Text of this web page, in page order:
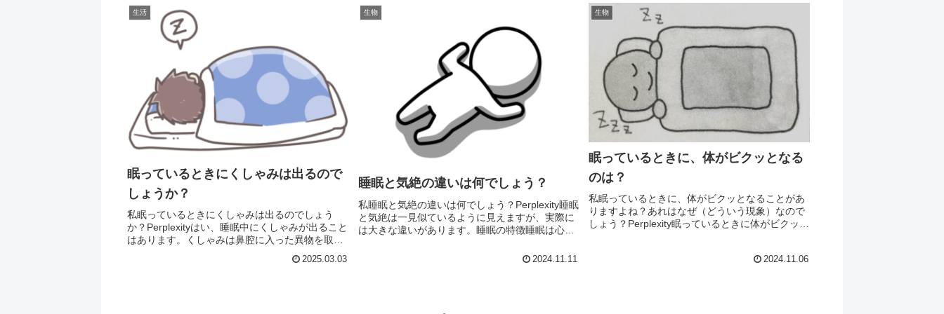
生活
眠っているときにくしゃみは出るので
しょうか？
私眠っているときにくしゃみは出るのでしょう
か？Perplexityはい、睡眠中にくしゃみが出ること
はあります。くしゃみは鼻腔に入った異物を取り
必要に応じて起こります2。ただし、睡眠中にく
2025.03.03
生物
睡眠と気絶の違いは何でしょう？
私睡眠と気絶の違いは何でしょう？Perplexity睡眠
と気絶は一見似ているように見えますが、実際に
は大きな違いがあります。睡眠の特徴睡眠は心身
下のような特徴があります:脳や身体の疲労回復、
2024.11.11
生物
眠っているときに、体がビクッとなる
のは？
私眠っているときに、体がビクッとなることがあ
りますよね？あれはなぜ（どういう現象）なので
しょう？Perplexity眠っているときに体がビクッと
2024.11.06